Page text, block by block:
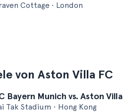
Cottage • London
von Aston Villa FC
Bayern Munich vs. Aston Villa
Tak Stadium • Hong Kong